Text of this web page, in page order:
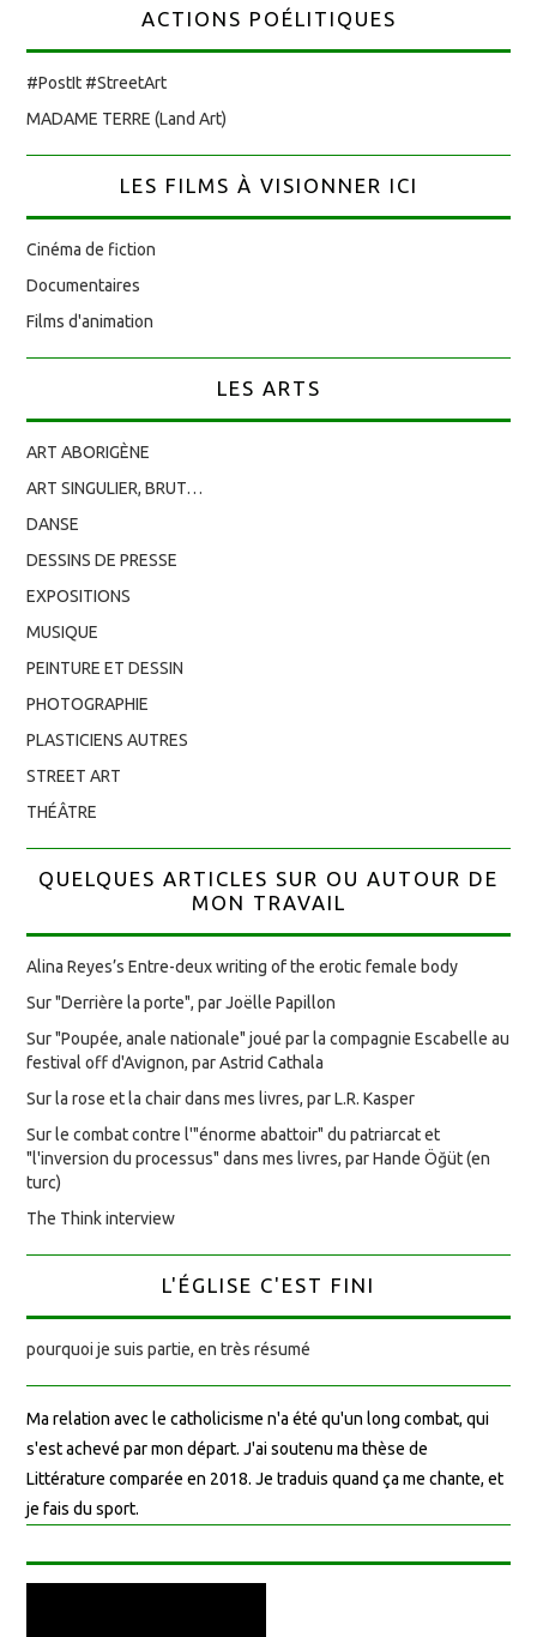
ACTIONS POÉLITIQUES
#PostIt #StreetArt
MADAME TERRE (Land Art)
LES FILMS À VISIONNER ICI
Cinéma de fiction
Documentaires
Films d'animation
LES ARTS
ART ABORIGÈNE
ART SINGULIER, BRUT…
DANSE
DESSINS DE PRESSE
EXPOSITIONS
MUSIQUE
PEINTURE ET DESSIN
PHOTOGRAPHIE
PLASTICIENS AUTRES
STREET ART
THÉÂTRE
QUELQUES ARTICLES SUR OU AUTOUR DE
MON TRAVAIL
Alina Reyes’s Entre-deux writing of the erotic female body
Sur "Derrière la porte", par Joëlle Papillon
Sur "Poupée, anale nationale" joué par la compagnie Escabelle au
festival off d'Avignon, par Astrid Cathala
Sur la rose et la chair dans mes livres, par L.R. Kasper
Sur le combat contre l'"énorme abattoir" du patriarcat et
"l'inversion du processus" dans mes livres, par Hande Öğüt (en
turc)
The Think interview
L'ÉGLISE C'EST FINI
pourquoi je suis partie, en très résumé
Ma relation avec le catholicisme n'a été qu'un long combat, qui
s'est achevé par mon départ. J'ai soutenu ma thèse de
Littérature comparée en 2018. Je traduis quand ça me chante, et
je fais du sport.